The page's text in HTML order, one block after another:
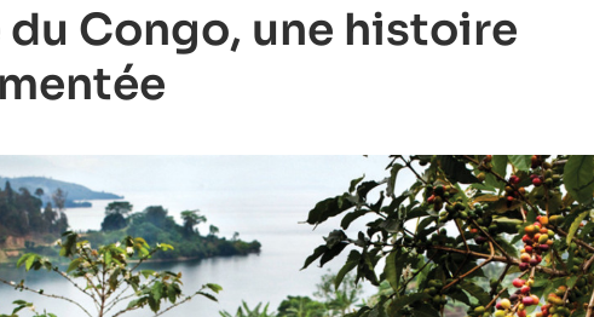
du Congo, une histoire